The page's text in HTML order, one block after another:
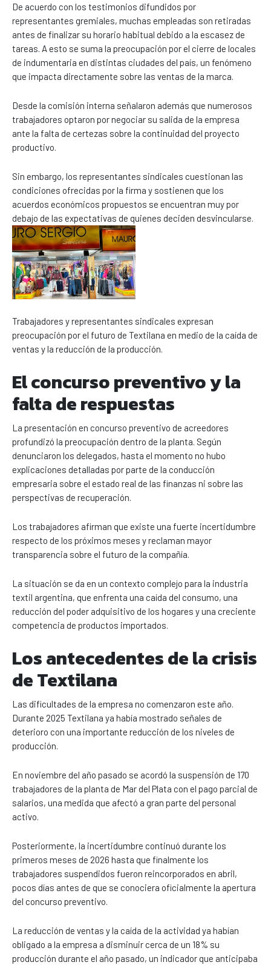
De acuerdo con los testimonios difundidos por
representantes gremiales, muchas empleadas son retiradas
antes de finalizar su horario habitual debido a la escasez de
tareas. A esto se suma la preocupación por el cierre de locales
de indumentaria en distintas ciudades del país, un fenómeno
que impacta directamente sobre las ventas de la marca.
Desde la comisión interna señalaron además que numerosos
trabajadores optaron por negociar su salida de la empresa
ante la falta de certezas sobre la continuidad del proyecto
productivo.
Sin embargo, los representantes sindicales cuestionan las
condiciones ofrecidas por la firma y sostienen que los
acuerdos económicos propuestos se encuentran muy por
debajo de las expectativas de quienes deciden desvincularse.
Trabajadores y representantes sindicales expresan
preocupación por el futuro de Textilana en medio de la caída de
ventas y la reducción de la producción.
El concurso preventivo y la
falta de respuestas
La presentación en concurso preventivo de acreedores
profundizó la preocupación dentro de la planta. Según
denunciaron los delegados, hasta el momento no hubo
explicaciones detalladas por parte de la conducción
empresaria sobre el estado real de las finanzas ni sobre las
perspectivas de recuperación.
Los trabajadores afirman que existe una fuerte incertidumbre
respecto de los próximos meses y reclaman mayor
transparencia sobre el futuro de la compañía.
La situación se da en un contexto complejo para la industria
textil argentina, que enfrenta una caída del consumo, una
reducción del poder adquisitivo de los hogares y una creciente
competencia de productos importados.
Los antecedentes de la crisis
de Textilana
Las dificultades de la empresa no comenzaron este año.
Durante 2025 Textilana ya había mostrado señales de
deterioro con una importante reducción de los niveles de
producción.
En noviembre del año pasado se acordó la suspensión de 170
trabajadores de la planta de Mar del Plata con el pago parcial de
salarios, una medida que afectó a gran parte del personal
activo.
Posteriormente, la incertidumbre continuó durante los
primeros meses de 2026 hasta que finalmente los
trabajadores suspendidos fueron reincorporados en abril,
pocos días antes de que se conociera oficialmente la apertura
del concurso preventivo.
La reducción de ventas y la caída de la actividad ya habían
obligado a la empresa a disminuir cerca de un 18% su
producción durante el año pasado, un indicador que anticipaba